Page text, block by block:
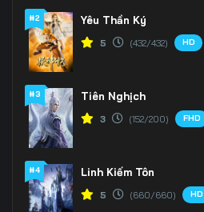
#2 Yêu Thần Ký
5 (432/432) HD
#3 Tiên Nghịch
3 (152/200) FHD
#4 Linh Kiếm Tôn
5 (660/660) HD